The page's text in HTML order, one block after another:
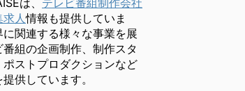
は、 テレビ番組制作会社
求人情報も提供していま
関連する様々な事業を展
組の企画制作、制作スタ
ポストプロダクションなど
供しています。